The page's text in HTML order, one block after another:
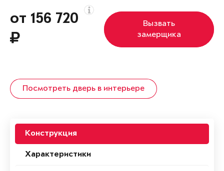
от 156 720
Вызвать
замерщика
Посмотреть дверь в интерьере
Конструкция
Характеристики